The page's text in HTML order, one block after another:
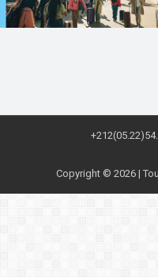
Copyright © 2026 |